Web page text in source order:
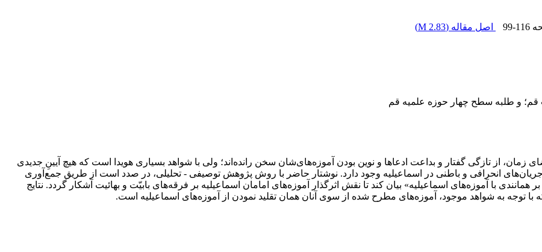
99-116 اصل مقاله (2.83 M
)
قم؛ و طلبه سطح چهار حوزه علمیه قم
زمان، از تازگی گفتار و بداعت ادعاها و نوین بودن آموزه‌های‌شان سخن رانده‌‌اند؛ ولی با شواهد بسیاری هویدا است که هیچ آیینِ جدیدی
انحرافی و باطنی در اسماعیلیه وجود دارد. نوشتار حاضر با روش پژوهش توصیفی - تحلیلی، در صدد است از طریق جمع‌آوری
بر همانندی با آموزه‌های اسماعیلیه» بیان کند تا نقش اثرگذار آموزه‌های امامان اسماعیلیه بر فرقه‌های بابیّت و بهائیت آشکار گردد. نتایج
با توجه به شواهد موجود، آموزه‌های مطرح شده از سوی آنان همان تقلید نمودن از آموزه‌های اسماعیلیه است.